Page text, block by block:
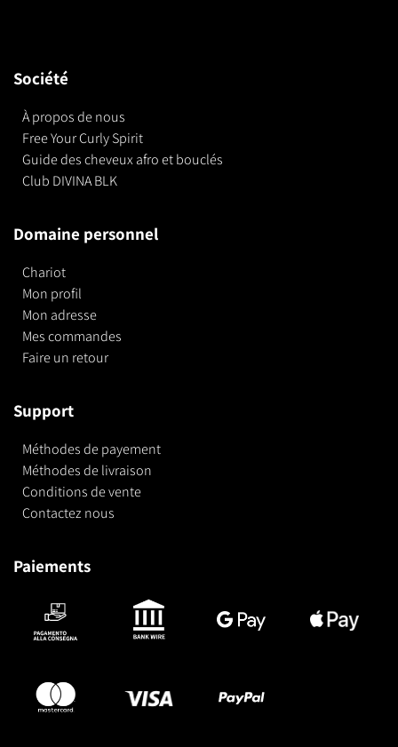
Société
À propos de nous
Free Your Curly Spirit
Guide des cheveux afro et bouclés
Club DIVINA BLK
Domaine personnel
Chariot
Mon profil
Mon adresse
Mes commandes
Faire un retour
Support
Méthodes de payement
Méthodes de livraison
Conditions de vente
Contactez nous
Paiements